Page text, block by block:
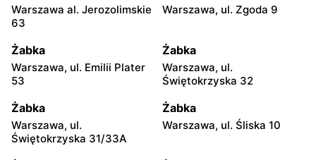
Warszawa al. Jerozolimskie
63
Warszawa, ul. Zgoda 9
Żabka
Warszawa, ul. Emilii Plater
53
Żabka
Warszawa, ul.
Świętokrzyska 32
Żabka
Warszawa, ul.
Świętokrzyska 31/33A
Żabka
Warszawa, ul. Śliska 10